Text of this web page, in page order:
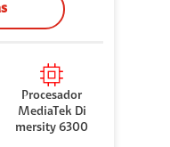
Procesador
MediaTek Di
mersity 6300